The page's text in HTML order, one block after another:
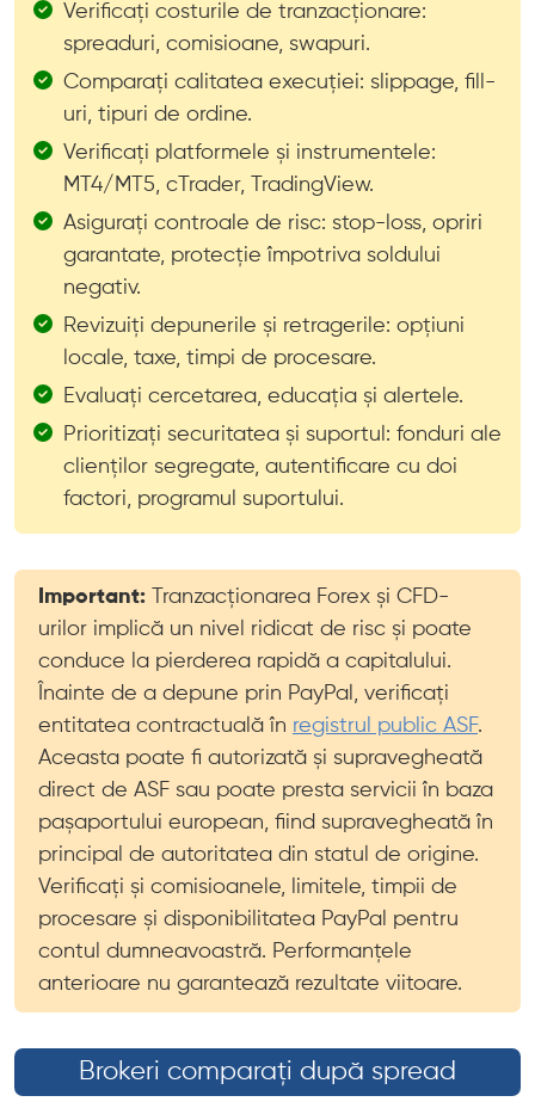
Verificați costurile de tranzacționare:
spreaduri, comisioane, swapuri.
Comparați calitatea execuției: slippage, fill-
uri, tipuri de ordine.
Verificați platformele și instrumentele:
MT4/MT5, cTrader, TradingView.
Asigurați controale de risc: stop-loss, opriri
garantate, protecție împotriva soldului
negativ.
Revizuiți depunerile și retragerile: opțiuni
locale, taxe, timpi de procesare.
Evaluați cercetarea, educația și alertele.
Prioritizați securitatea și suportul: fonduri ale
clienților segregate, autentificare cu doi
factori, programul suportului.
Important: Tranzacționarea Forex și CFD-
urilor implică un nivel ridicat de risc și poate
conduce la pierderea rapidă a capitalului.
Înainte de a depune prin PayPal, verificați
entitatea contractuală în registrul public ASF.
Aceasta poate fi autorizată și supravegheată
direct de ASF sau poate presta servicii în baza
pașaportului european, fiind supravegheată în
principal de autoritatea din statul de origine.
Verificați și comisioanele, limitele, timpii de
procesare și disponibilitatea PayPal pentru
contul dumneavoastră. Performanțele
anterioare nu garantează rezultate viitoare.
Brokeri comparați după spread